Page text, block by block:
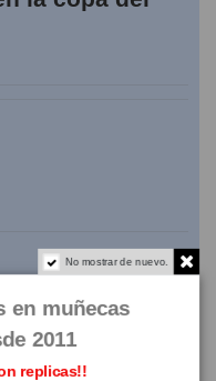
No mostrar de nuevo.
en muñecas
2011
replicas!!